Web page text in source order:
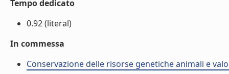
Tempo dedicato
0.92 (literal)
In commessa
Conservazione delle risorse genetiche animali e